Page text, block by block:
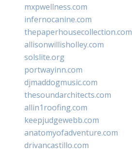
mxpwellness.com
infernocanine.com
thepaperhousecollection.com
allisonwillisholley.com
solslite.org
portwayinn.com
djmaddogmusic.com
thesoundarchitects.com
allin1roofing.com
keepjudgewebb.com
anatomyofadventure.com
drivancastillo.com